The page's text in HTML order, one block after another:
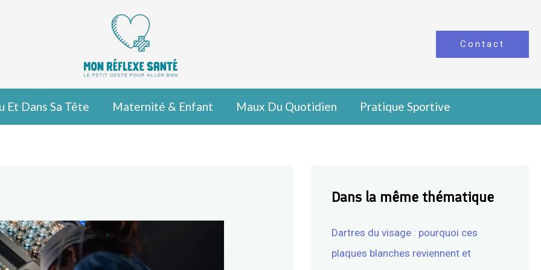
Contact
Et Dans Sa Tête Maternité & Enfant Maux Du Quotidien Pratique Sportive
Dans la même thématique
Dartres du visage : pourquoi ces
plaques blanches reviennent et